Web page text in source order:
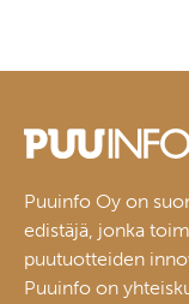
Puuinfo Oy on
edistäjä, jonka
puutuotteiden
Puuinfo on